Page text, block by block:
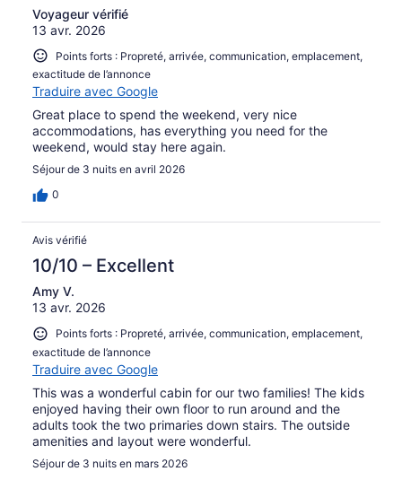
Voyageur vérifié
13 avr. 2026
Points forts : Propreté, arrivée, communication, emplacement,
exactitude de l’annonce
Traduire avec Google
Great place to spend the weekend, very nice
accommodations, has everything you need for the
weekend, would stay here again.
Séjour de 3 nuits en avril 2026
0
Avis vérifié
10/10 – Excellent
Amy V.
13 avr. 2026
Points forts : Propreté, arrivée, communication, emplacement,
exactitude de l’annonce
Traduire avec Google
This was a wonderful cabin for our two families! The kids
enjoyed having their own floor to run around and the
adults took the two primaries down stairs. The outside
amenities and layout were wonderful.
Séjour de 3 nuits en mars 2026